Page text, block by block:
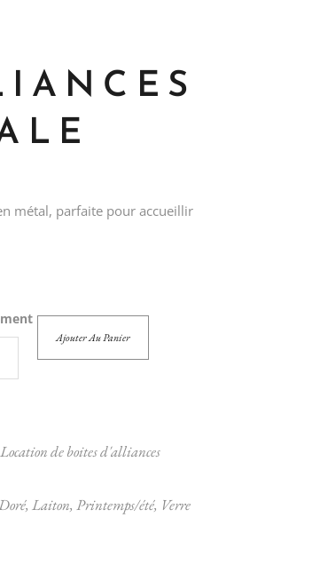
métal, parfaite pour accueillir
Ajouter Au Panier
Location de boites d'alliances
, Laiton, Printemps/été, Verre